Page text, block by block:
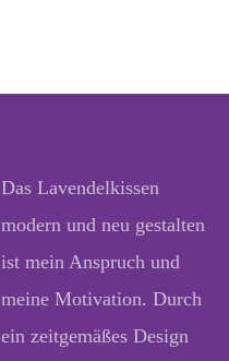
Das Lavendelkissen
modern und neu gestalten
ist mein Anspruch und
meine Motivation. Durch
ein zeitgemäßes Design